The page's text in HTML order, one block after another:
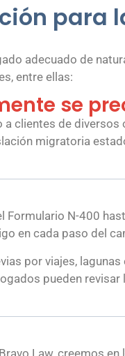
para
adecuado de
entre ellas:
se
clientes de diversos
migratoria
Formulario N-400
en cada paso del
por viajes, lagunas
pueden revisar